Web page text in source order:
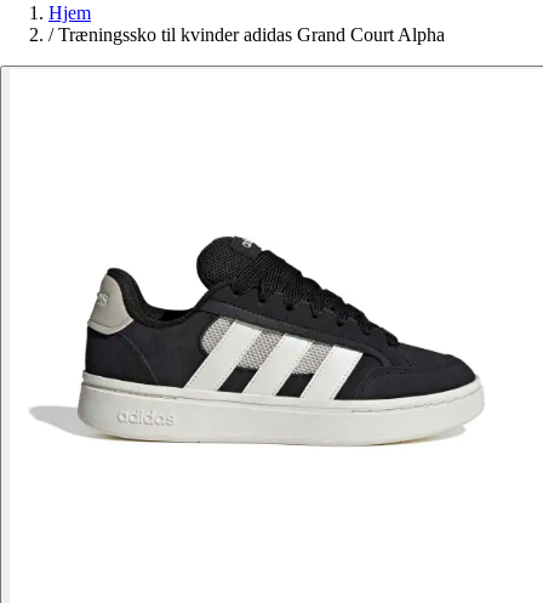
Hjem
/ Træningssko til kvinder adidas Grand Court Alpha